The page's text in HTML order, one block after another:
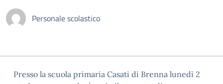
Personale scolastico
Presso la scuola primaria Casati di Brenna lunedì 2